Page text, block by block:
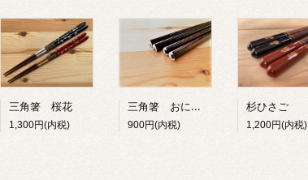
三角箸 桜花
1,300円(内税)
三角箸 おにぎり
900円(内税)
杉ひさご
1,200円(内税)